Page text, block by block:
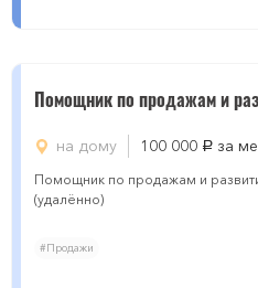
Помощник по продажам и
на дому 100 000 руб. за
Помощник по продажам и
(удалённо)
#Продажи